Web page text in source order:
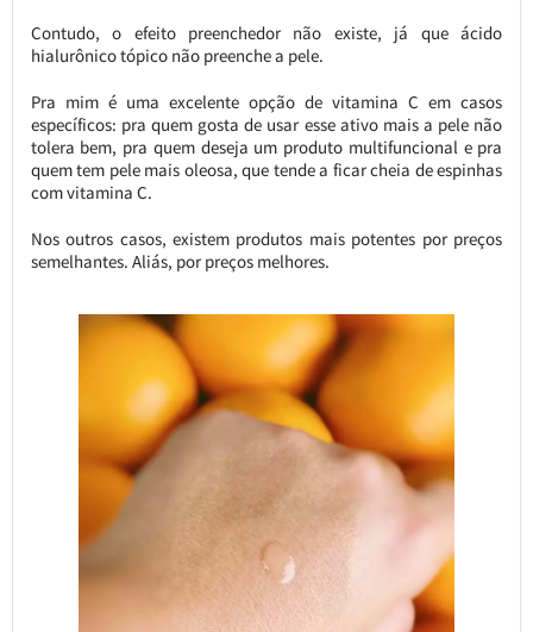
Contudo, o efeito preenchedor não existe, já que ácido
hialurônico tópico não preenche a pele.
Pra mim é uma excelente opção de vitamina C em casos
específicos: pra quem gosta de usar esse ativo mais a pele não
tolera bem, pra quem deseja um produto multifuncional e pra
quem tem pele mais oleosa, que tende a ficar cheia de espinhas
com vitamina C.
Nos outros casos, existem produtos mais potentes por preços
semelhantes. Aliás, por preços melhores.